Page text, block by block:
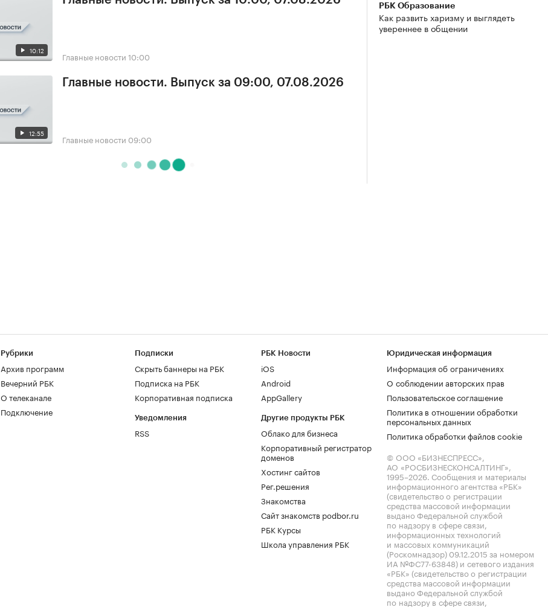
10:12 Главные новости 10:00
12:55
Главные новости. Выпуск за 09:00, 07.08.2026
Главные новости 09:00
РБК Образование
Как развить харизму и выглядеть
увереннее в общении
Рубрики
Архив программ
Вечерний РБК
О телеканале
Подключение
Подписки
Скрыть баннеры на РБК
Подписка на РБК
Корпоративная подписка
Уведомления
RSS
РБК Новости
iOS
Android
AppGallery
Другие продукты РБК
Облако для бизнеса
Корпоративный регистратор
доменов
Хостинг сайтов
Рег.решения
Знакомства
Сайт знакомств podbor.ru
РБК Курсы
Школа управления РБК
Юридическая информация
Информация об ограничениях
О соблюдении авторских прав
Пользовательское соглашение
Политика в отношении обработки
персональных данных
Политика обработки файлов cookie
© ООО «БИЗНЕСПРЕСС»,
АО «РОСБИЗНЕСКОНСАЛТИНГ»,
1995–2026. Сообщения и материалы
информационного агентства «РБК»
(свидетельство о регистрации
средства массовой информации
выдано Федеральной службой
по надзору в сфере связи,
информационных технологий
и массовых коммуникаций
(Роскомнадзор) 09.12.2015 за номером
ИА №ФС77-63848) и сетевого издания
«РБК» (свидетельство о регистрации
средства массовой информации
выдано Федеральной службой
по надзору в сфере связи,